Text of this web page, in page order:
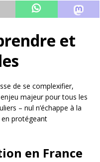
et
de se complexifier,
majeur pour tous les
– nul n’échappe à la
en protégeant
en France